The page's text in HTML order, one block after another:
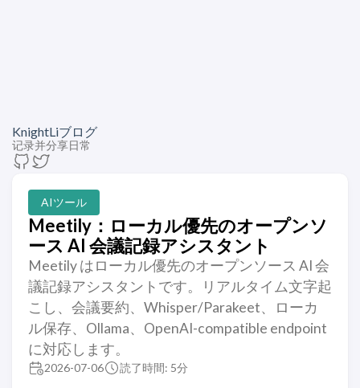
KnightLiブログ
记录并分享日常
AIツール
Meetily：ローカル優先のオープンソ
ース AI 会議記録アシスタント
Meetily はローカル優先のオープンソース AI 会
議記録アシスタントです。リアルタイム文字起
こし、会議要約、Whisper/Parakeet、ローカ
ル保存、Ollama、OpenAI-compatible endpoint
に対応します。
2026-07-06 読了時間: 5分